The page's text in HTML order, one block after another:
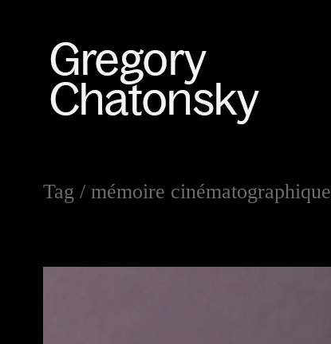
Tag / mémoire cinématographique